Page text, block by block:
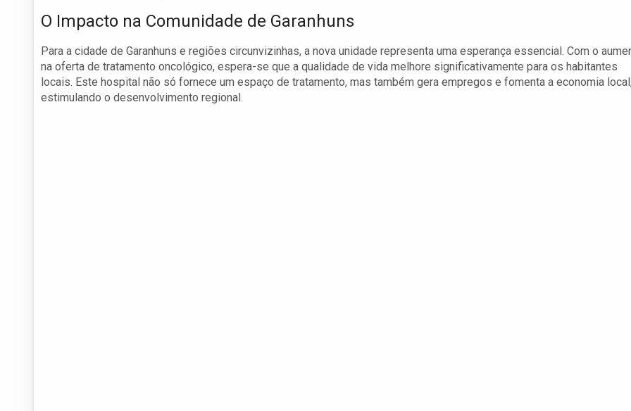
O Impacto na Comunidade de Garanhuns
Para a cidade de Garanhuns e regiões circunvizinhas, a nova unidade representa uma esperança essencial. Com o
na oferta de tratamento oncológico, espera-se que a qualidade de vida melhore significativamente para os habitantes
locais. Este hospital não só fornece um espaço de tratamento, mas também gera empregos e fomenta a economia
estimulando o desenvolvimento regional.